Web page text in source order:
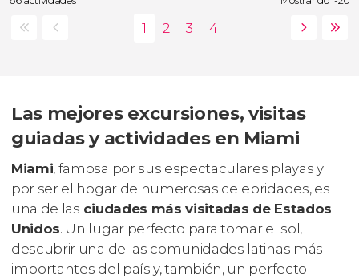
Las mejores excursiones, visitas
guiadas y actividades en Miami
Miami, famosa por sus espectaculares playas y
por ser el hogar de numerosas celebridades, es
una de las ciudades más visitadas de Estados
Unidos. Un lugar perfecto para tomar el sol,
descubrir una de las comunidades latinas más
importantes del país y, también, un perfecto